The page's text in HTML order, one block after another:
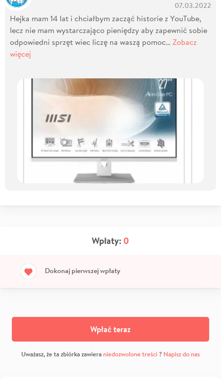
07.03.2022
Hejka mam 14 lat i chciałbym zacząć historie z YouTube,
lecz nie mam wystarczająco pieniędzy aby zapewnić sobie
odpowiedni sprzęt wiec liczę na waszą pomoc… Zobacz
więcej
Wpłaty: 0
Dokonaj pierwszej wpłaty
Wpłać teraz
Uważasz, że ta zbiórka zawiera niedozwolone treści? Napisz do nas